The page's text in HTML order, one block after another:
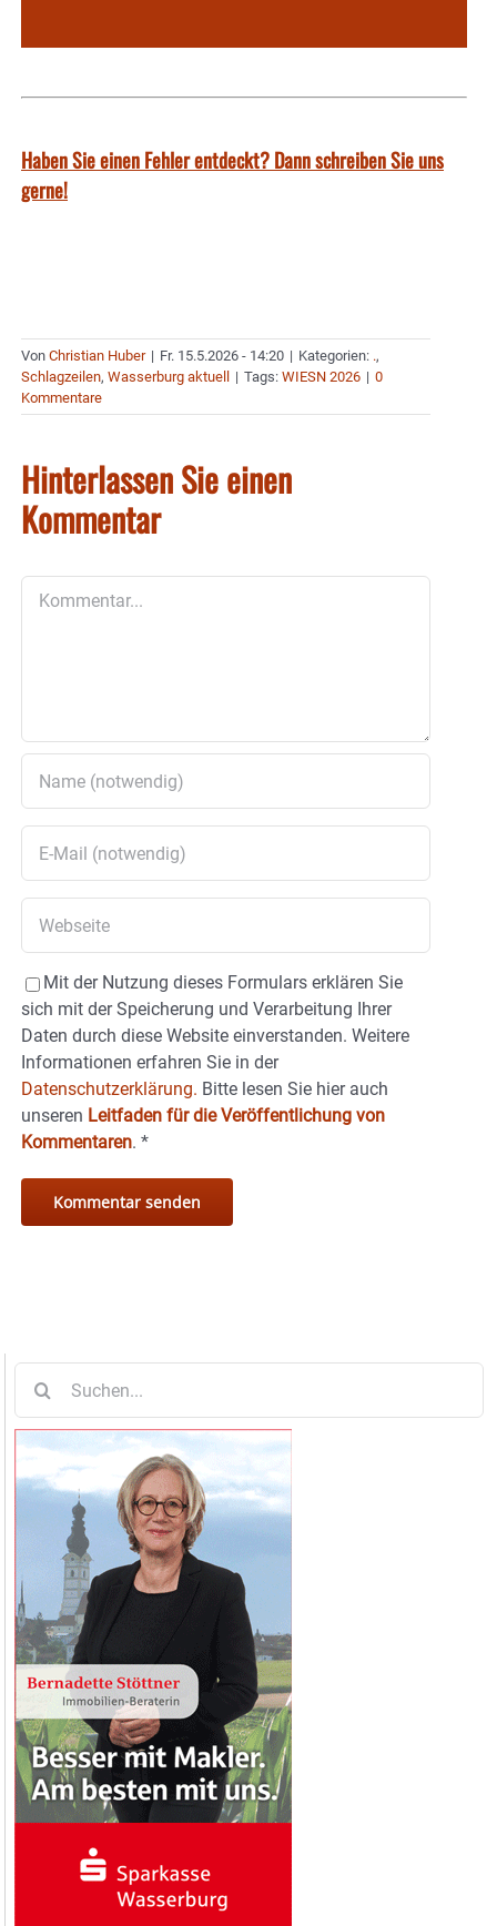
Haben Sie einen Fehler entdeckt? Dann schreiben Sie uns
gerne!
Von Christian Huber | Fr. 15.5.2026 - 14:20 | Kategorien: .,
Schlagzeilen, Wasserburg aktuell | Tags: WIESN 2026 | 0
Kommentare
Hinterlassen Sie einen
Kommentar
Mit der Nutzung dieses Formulars erklären Sie
sich mit der Speicherung und Verarbeitung Ihrer
Daten durch diese Website einverstanden. Weitere
Informationen erfahren Sie in der
Datenschutzerklärung. Bitte lesen Sie hier auch
unseren Leitfaden für die Veröffentlichung von
Kommentaren. *
nach: